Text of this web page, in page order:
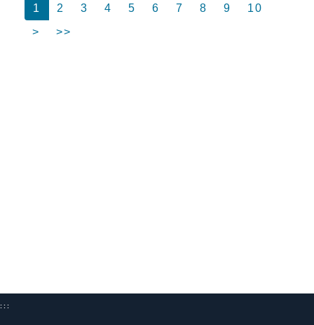
1 2 3 4 5 6 7 8 9
10
>
>>
:::